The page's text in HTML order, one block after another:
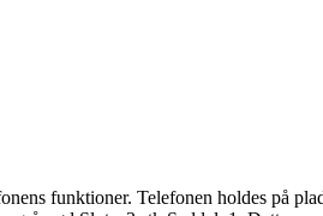
funktioner. Telefonen holdes på